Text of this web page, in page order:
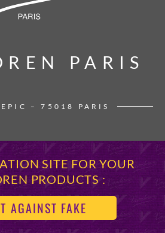
PARIS
PARIS
– 75018 PARIS
SITE FOR YOUR
PRODUCTS :
AGAINST FAKE